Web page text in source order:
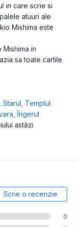
in care scrie si
atuuri ale
Mishima este
in
sa toate cartile
Starul Templul
,Îngerul
astăzi
Scrie o recenzie
0